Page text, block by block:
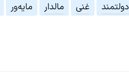
دولتمند غنی مالدار مایه‌ور